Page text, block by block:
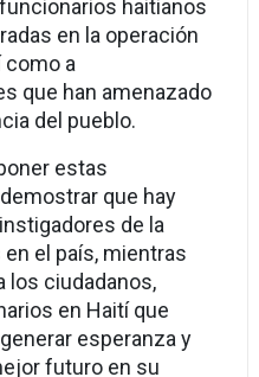
haitianos
en la operación
como a
que han amenazado
del pueblo.
estas
que hay
de la
el país, mientras
los ciudadanos,
en Haití que
esperanza y
futuro en su